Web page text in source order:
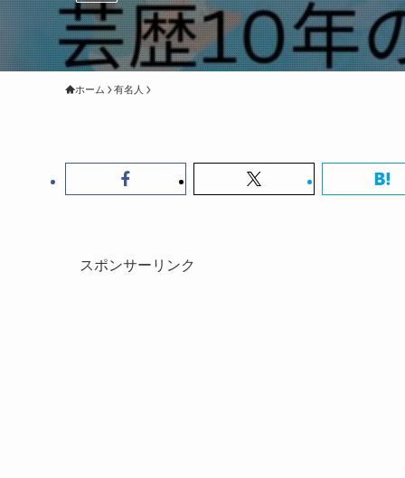
ホーム 有名人
スポンサーリンク